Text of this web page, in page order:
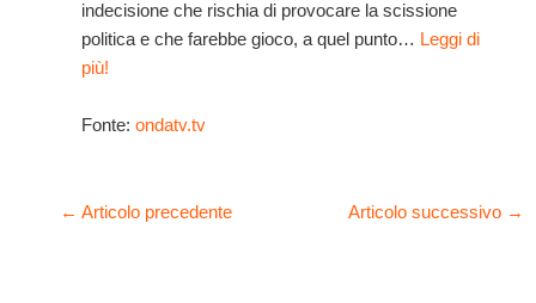
indecisione che rischia di provocare la scissione
politica e che farebbe gioco, a quel punto… Leggi di
più!
Fonte: ondatv.tv
← Articolo precedente Articolo successivo →